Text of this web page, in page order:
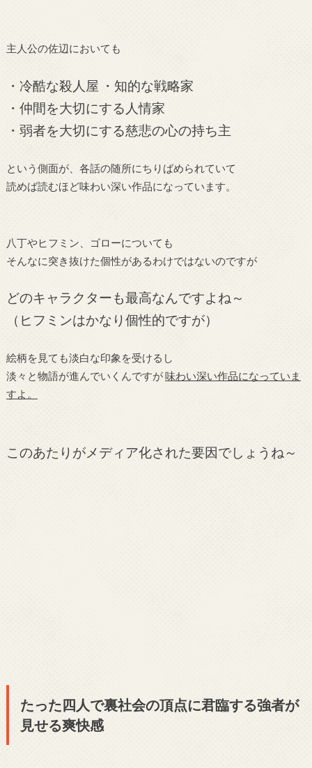
主人公の佐辺においても
・冷酷な殺人屋 ・知的な戦略家
・仲間を大切にする人情家
・弱者を大切にする慈悲の心の持ち主
という側面が、各話の随所にちりばめられていて
読めば読むほど味わい深い作品になっています。
八丁やヒフミン、ゴローについても
そんなに突き抜けた個性があるわけではないのですが
どのキャラクターも最高なんですよね～
（ヒフミンはかなり個性的ですが）
絵柄を見ても淡白な印象を受けるし
淡々と物語が進んでいくんですが味わい深い作品になっていま
すよ。
このあたりがメディア化された要因でしょうね～
たった四人で裏社会の頂点に君臨する強者が
見せる爽快感